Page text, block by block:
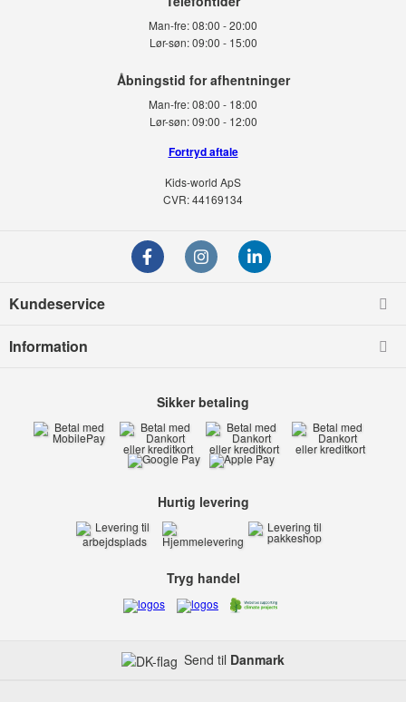
Man-fre:08:00 - 20:00
Lør-søn: 09:00 - 15:00
Man-fre:08:00 - 18:00
Lør-søn:09:00 - 12:00
Fortryd aftale
Kids-world ApS
CVR: 44169134
Kundeservice
Information
Send til Danmark
Sikker betaling
Hurtig levering
Tryg handel